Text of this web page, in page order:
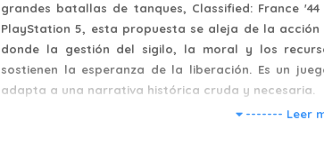
grandes batallas de tanques, Classified: France
PlayStation 5, esta propuesta se aleja de la
donde la gestión del sigilo, la moral y los
sostienen la esperanza de la liberación. Es un
adapta a una narrativa histórica cruda y necesaria.
------- Leer